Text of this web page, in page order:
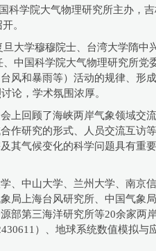
科学院大气物理研究所主办，
。
大学穆穆院士、台湾大学隋中
中国科学院大气物理研究所党
风和暴雨等）活动的规律、形
论，学术氛围浓厚。
上回顾了海峡两岸气象领域交
作研究的形式、人员交流互访
其气候变化的科学问题具有重
、中山大学、兰州大学、南京
局上海台风研究所、中国气象局
部第三海洋研究所等20余家两
）、地球系统数值模拟与